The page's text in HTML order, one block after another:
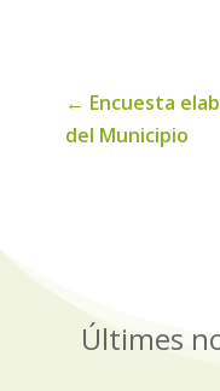
← Encuesta
del Municipio
Últimes